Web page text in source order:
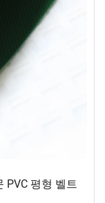
PVC 평형 벨트